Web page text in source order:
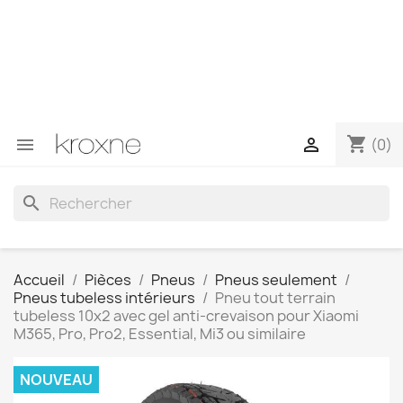
 shopping_cart (0)

search
Accueil Pièces Pneus
Pneus seulement
Pneus tubeless intérieurs
Pneu tout terrain
tubeless 10x2 avec gel anti-crevaison pour Xiaomi
M365, Pro, Pro2, Essential, Mi3 ou similaire
NOUVEAU